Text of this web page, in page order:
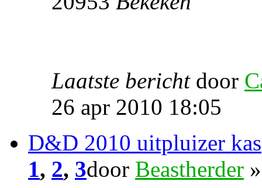
Laatste bericht door
26 apr 2010 18:05
D&D 2010 uitpluizer kas
1, 2, 3door Beastherder